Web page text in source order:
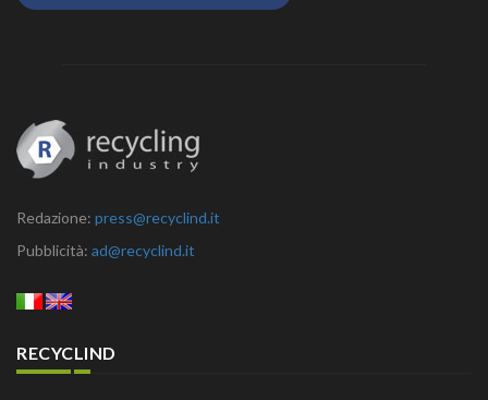
Redazione: press@recyclind.it
Pubblicità: ad@recyclind.it
RECYCLIND